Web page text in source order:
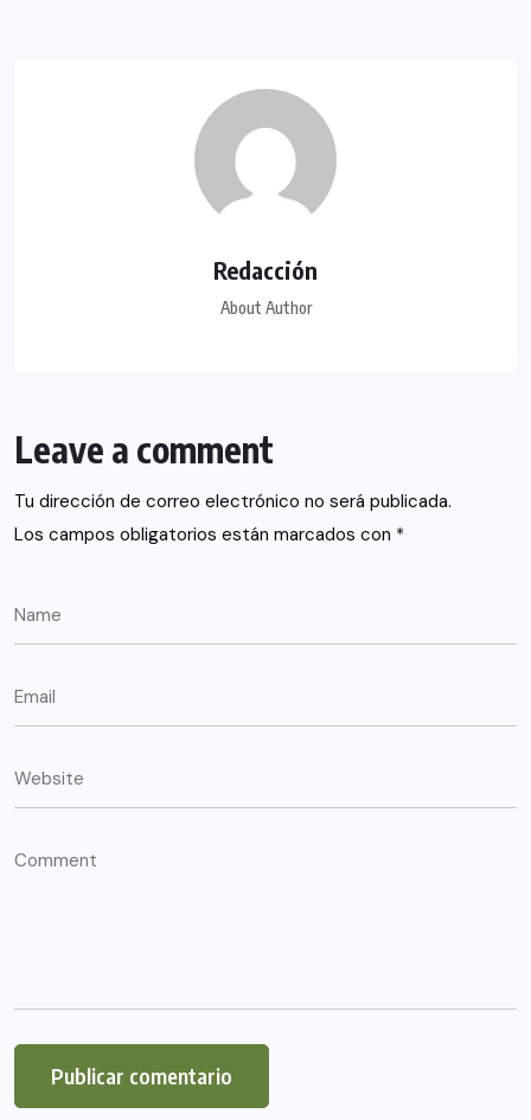
Redacción
About Author
Leave a comment
Tu dirección de correo electrónico no será publicada.
Los campos obligatorios están marcados con *